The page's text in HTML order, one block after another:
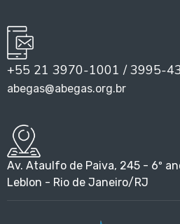
+55 21 3970-1001 / 3995-
abegas@abegas.org.br
Av. Ataulfo de Paiva, 245 - 6º
Leblon - Rio de Janeiro/RJ